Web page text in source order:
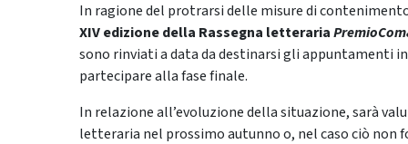
In ragione del protrarsi delle misure di
XIV edizione della Rassegna letterariaPremio
sono rinviati a data da destinarsi gli appuntamenti
partecipare alla fase finale.
In relazione all’evoluzione della situazione, sarà
letteraria nel prossimo autunno o, nel caso ciò non